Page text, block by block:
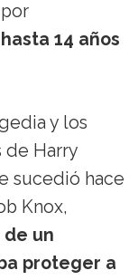
14 años
y los
de Harry
sucedió hace
Knox,
un
proteger a